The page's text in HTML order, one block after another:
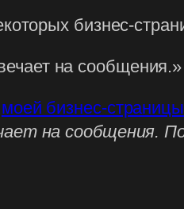
бизнес-
на сообщения.»
моей бизнес-страницы
на сообщения.